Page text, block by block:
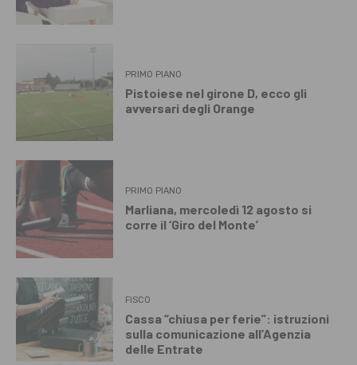
PRIMO PIANO
Pistoiese nel girone D, ecco gli
avversari degli Orange
PRIMO PIANO
Marliana, mercoledì 12 agosto si
corre il ‘Giro del Monte’
FISCO
Cassa “chiusa per ferie”: istruzioni
sulla comunicazione all’Agenzia
delle Entrate